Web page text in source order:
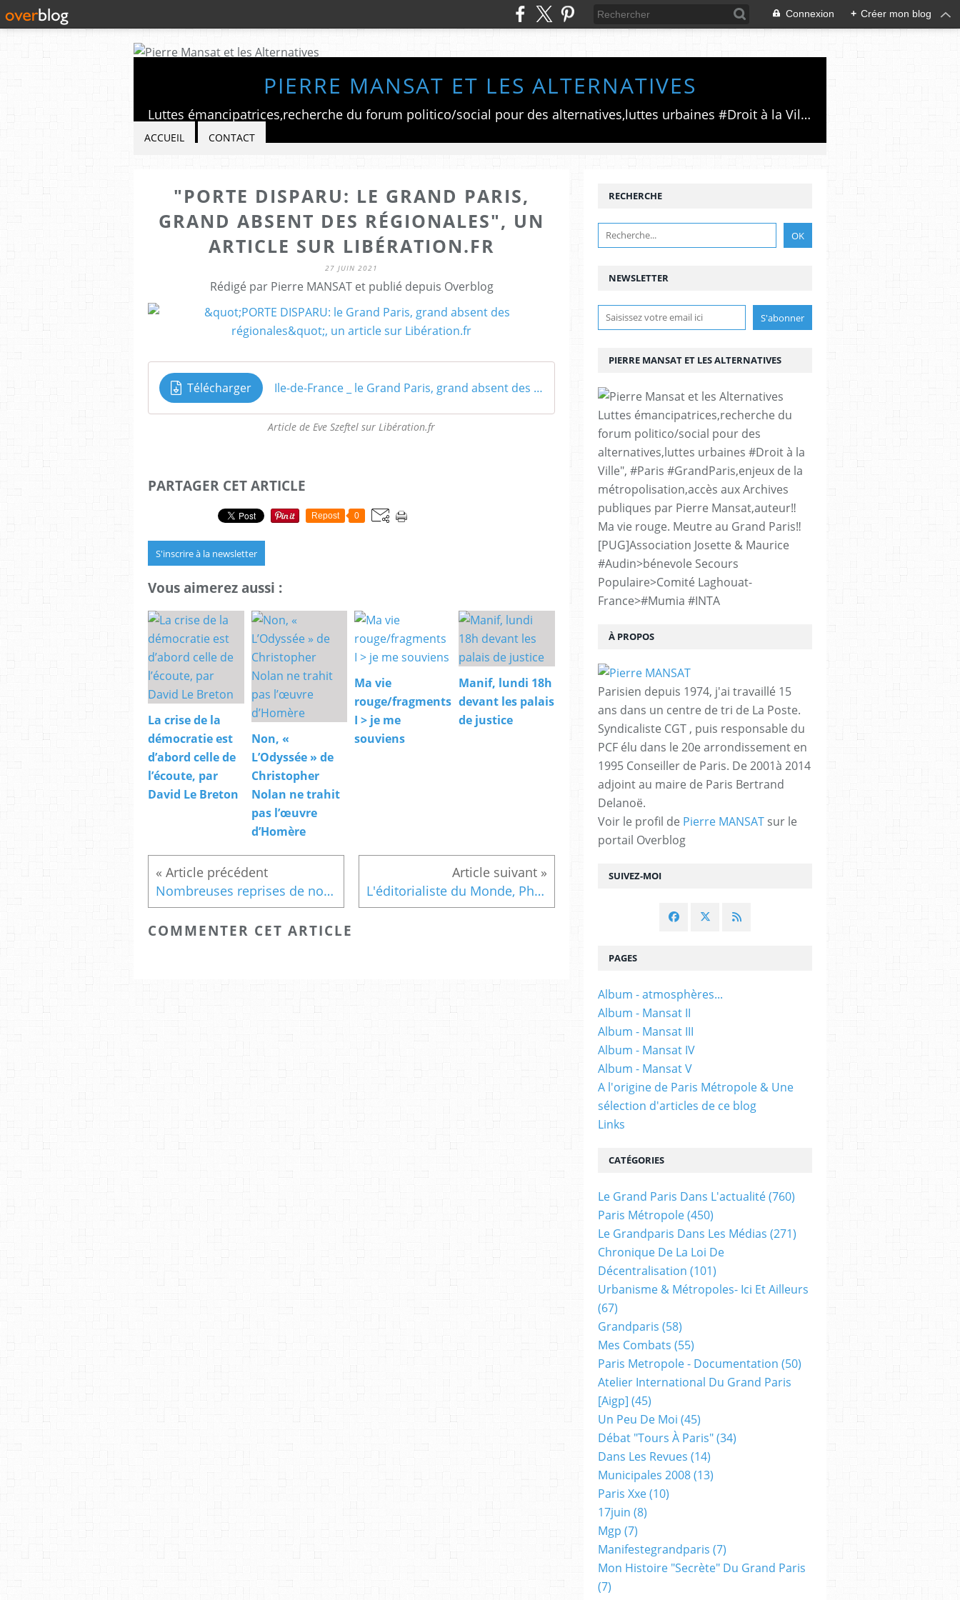
Connexion + Créer mon blog
PIERRE MANSAT ET LES ALTERNATIVES
Luttes émancipatrices,recherche du forum politico/social pour des alternatives,luttes urbaines #Droit à la Ville", #Paris #GrandParis,enjeux de la métropolisation,accès aux Archives publiques par Pierre Mansat,auteur‼️Ma vie rouge. Meutre au Grand Paris‼️[PUG]Association Josette & Maurice #Audin>bénevole Secours Populaire>Comité Laghouat-France>#Mumia #INTA
ACCUEIL CONTACT
"PORTE DISPARU: LE GRAND PARIS,
GRAND ABSENT DES RÉGIONALES", UN
ARTICLE SUR LIBÉRATION.FR
27 JUIN 2021
Rédigé par Pierre MANSAT et publié depuis Overblog
Télécharger Ile-de-France _ le Grand Paris, grand absent des régionales – Libération
Article de Eve Szeftel sur Libération.fr
PARTAGER CET ARTICLE
Repost 0
S'inscrire à la newsletter
Vous aimerez aussi :
La crise de la
démocratie est
d’abord celle de
l’écoute, par
David Le Breton
Non, «
L’Odyssée » de
Christopher
Nolan ne trahit
pas l’œuvre
d’Homère
Ma vie
rouge/fragments
I > je me
souviens
Manif, lundi 18h
devant les palais
de justice
Nombreuses reprises de notre tribune "Pour un gouvernement métropolitain du Grand Paris" L'éditorialiste du Monde, Ph.Bernard "Avec la décision de rendre payant, en 2022, le stationnement des motos et des scooters non électriques dans la capitale, Paris se comporte comme si un grand désert s’étendait au-delà du périphérique"
COMMENTER CET ARTICLE
NEWSLETTER
SUIVEZ-MOI
RECHERCHE
PIERRE MANSAT ET LES ALTERNATIVES
Luttes émancipatrices,recherche du
forum politico/social pour des
alternatives,luttes urbaines #Droit à la
Ville", #Paris #GrandParis,enjeux de la
métropolisation,accès aux Archives
publiques par Pierre Mansat,auteur‼️
Ma vie rouge. Meutre au Grand Paris‼️
[PUG]Association Josette & Maurice
#Audin>bénevole Secours
Populaire>Comité Laghouat-
France>#Mumia #INTA
À PROPOS
Parisien depuis 1974, j'ai travaillé 15
ans dans un centre de tri de La Poste.
Syndicaliste CGT , puis responsable du
PCF élu dans le 20e arrondissement en
1995 Conseiller de Paris. De 2001à 2014
adjoint au maire de Paris Bertrand
Delanoë.
Voir le profil de Pierre MANSAT sur le
portail Overblog
PAGES
Album - atmosphères...
Album - Mansat II
Album - Mansat III
Album - Mansat IV
Album - Mansat V
A l'origine de Paris Métropole & Une
sélection d'articles de ce blog
Links
CATÉGORIES
Le Grand Paris Dans L'actualité(760)
Paris Métropole(450)
Le Grandparis Dans Les Médias (271)
Chronique De La Loi De
Décentralisation (101)
Urbanisme & Métropoles- Ici Et Ailleurs
(67)
Grandparis (58)
Mes Combats (55)
Paris Metropole - Documentation (50)
Atelier International Du Grand Paris
[aigp] (45)
Un Peu De Moi (45)
Débat "tours À Paris"(34)
Dans Les Revues (14)
Municipales 2008(13)
Paris Xxe(10)
17juin (8)
Mgp (7)
Manifestegrandparis (7)
Mon Histoire "secrète" Du Grand Paris
(7)